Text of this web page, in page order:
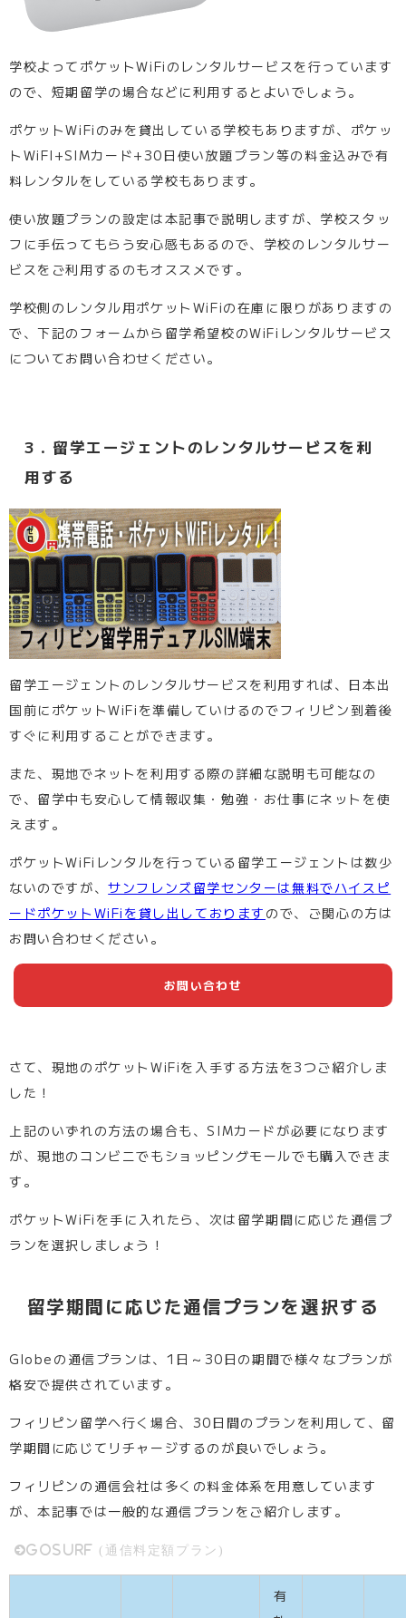
学校よってポケットWiFiのレンタルサービスを行っています
ので、短期留学の場合などに利用するとよいでしょう。
ポケットWiFiのみを貸出している学校もありますが、ポケッ
トWiFI+SIMカード+30日使い放題プラン等の料金込みで有
料レンタルをしている学校もあります。
使い放題プランの設定は本記事で説明しますが、学校スタッ
フに手伝ってもらう安心感もあるので、学校のレンタルサー
ビスをご利用するのもオススメです。
学校側のレンタル用ポケットWiFiの在庫に限りがありますの
で、下記のフォームから留学希望校のWiFiレンタルサービス
についてお問い合わせください。
3．留学エージェントのレンタルサービスを利
用する
留学エージェントのレンタルサービスを利用すれば、日本出
国前にポケットWiFiを準備していけるのでフィリピン到着後
すぐに利用することができます。
また、現地でネットを利用する際の詳細な説明も可能なの
で、留学中も安心して情報収集・勉強・お仕事にネットを使
えます。
ポケットWiFiレンタルを行っている留学エージェントは数少
ないのですが、サンフレンズ留学センターは無料でハイスピ
ードポケットWiFiを貸し出しております ので、ご関心の方は
お問い合わせください。
お問い合わせ
さて、現地のポケットWiFiを入手する方法を3つご紹介しま
した！
上記のいずれの方法の場合も、SIMカードが必要になります
が、現地のコンビニでもショッピングモールでも購入できま
す。
ポケットWiFiを手に入れたら、次は留学期間に応じた通信プ
ランを選択しましょう！
留学期間に応じた通信プランを選択する
Globeの通信プランは、1日～30日の期間で様々なプランが
格安で提供されています。
フィリピン留学へ行く場合、30日間のプランを利用して、留
学期間に応じてリチャージするのが良いでしょう。
フィリピンの通信会社は多くの料金体系を用意しています
が、本記事では一般的な通信プランをご紹介します。
GoSURF (通信料定額プラン)
有